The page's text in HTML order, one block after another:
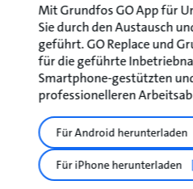
Mit Grundfos GO App für
Sie durch den Austausch
geführt. GO Replace und
für die geführte
Smartphone-gestützten
professionelleren
Für Android herunterladen
Für iPhone herunterladen